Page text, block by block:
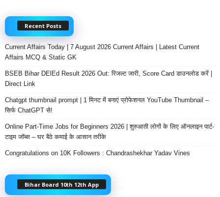
Recent Posts
Current Affairs Today | 7 August 2026 Current Affairs | Latest Current
Affairs MCQ & Static GK
BSEB Bihar DElEd Result 2026 Out: रिजल्ट जारी, Score Card डाउनलोड करें |
Direct Link
Chatgpt thumbnail prompt | 1 मिनट में बनाएं प्रोफेशनल YouTube Thumbnail –
सिर्फ ChatGPT से!
Online Part-Time Jobs for Beginners 2026 | शुरुआती लोगों के लिए ऑनलाइन पार्ट-
टाइम जॉब्स – घर बैठे कमाई के आसान तरीके
Congratulations on 10K Followers : Chandrashekhar Yadav Vines
Bihar Board 10th 12th App